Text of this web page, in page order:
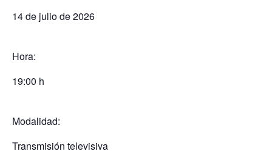
14 de julio de 2026
Hora:
19:00 h
Modalidad:
Transmisión televisiva